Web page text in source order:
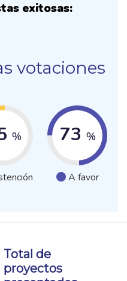
exitosas:
votaciones
% 73 %
A favor
Total de
proyectos